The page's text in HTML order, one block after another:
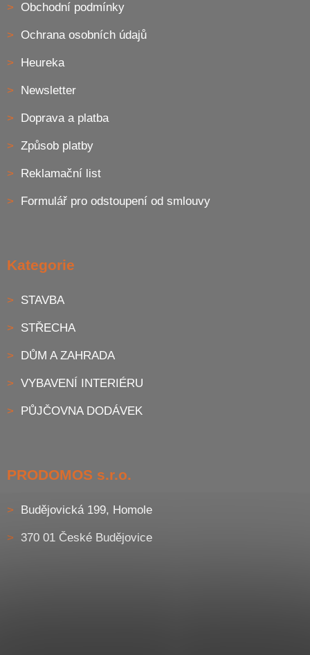
Obchodní podmínky
Ochrana osobních údajů
Heureka
Newsletter
Doprava a platba
Způsob platby
Reklamační list
Formulář pro odstoupení od smlouvy
Kategorie
STAVBA
STŘECHA
DŮM A ZAHRADA
VYBAVENÍ INTERIÉRU
PŮJČOVNA DODÁVEK
PRODOMOS s.r.o.
Budějovická 199, Homole
370 01 České Budějovice